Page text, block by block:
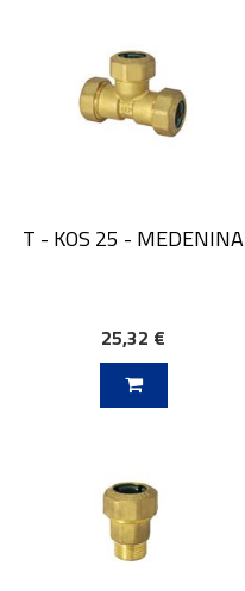
T - KOS 25 - MEDENINA
25,32 €